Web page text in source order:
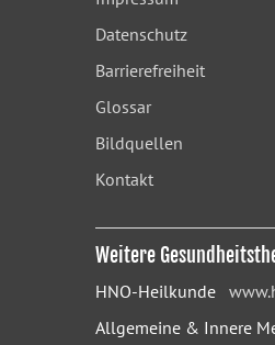
Datenschutz
Barrierefreiheit
Glossar
Bildquellen
Kontakt
Weitere
HNO-Heilkunde
Allgemeine & Innere